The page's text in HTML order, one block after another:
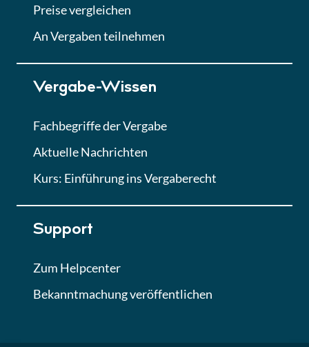
Abgabe von Angeboten
Lektion
Lektion 7
Finales Quiz
Preise vergleichen
An Vergaben teilnehmen
Vergabe-Wissen
Fachbegriffe der Vergabe
Aktuelle Nachrichten
Kurs: Einführung ins Vergaberecht
Support
Zum Helpcenter
Bekanntmachung veröffentlichen